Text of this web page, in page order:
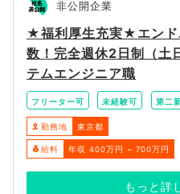
非公開企業
★福利厚生充実★エンド
数！完全週休2日制（土
テムエンジニア職
フリーター可 未経験可 第二
勤務地 東京都
給料 年収 400万円 ~ 700万円
もっと詳